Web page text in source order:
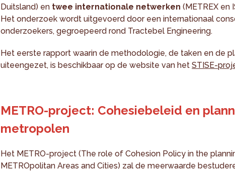
Duitsland) en twee internationale netwerken(METREX en
Het onderzoek wordt uitgevoerd door een internationaal
onderzoekers, gegroepeerd rond Tractebel Engineering.
Het eerste rapport waarin de methodologie, de taken en de
uiteengezet, is beschikbaar op de website van hetSTISE-
METRO-project: Cohesiebeleid en
metropolen
Het METRO-project (The role of Cohesion Policy in the
METROpolitan Areas and Cities) zal de meerwaarde